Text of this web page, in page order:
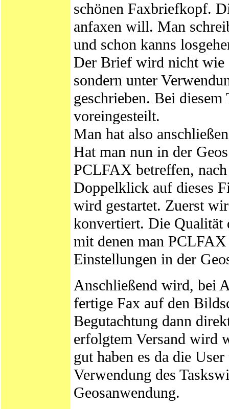
schönen Faxbriefkopf.
anfaxen will. Man
und schon kanns
Der Brief wird nicht wie
sondern unter
geschrieben. Bei
voreingesteilt.
Man hat also
Hat man nun in der
PCLFAX betreffen,
Doppelklick auf dieses
wird gestartet. Zuerst
konvertiert. Die Qualität
mit denen man
Einstellungen in der
Anschließend wird, bei
fertige Fax auf den
Begutachtung dann
erfolgtem Versand wird
gut haben es da die
Verwendung des
Geosanwendung.